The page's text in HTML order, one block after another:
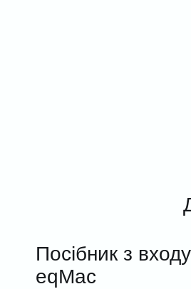
Посібник з
eqMac